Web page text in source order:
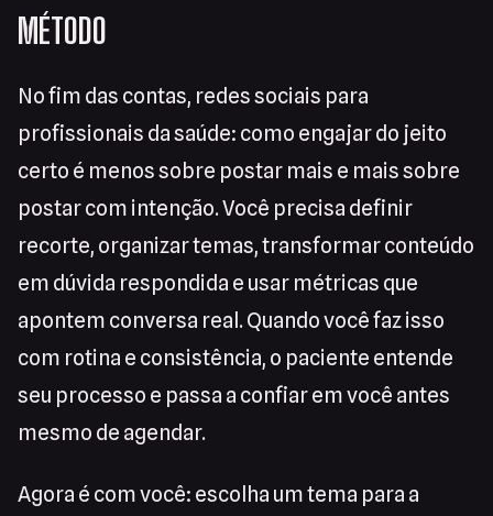
MÉTODO
No fim das contas, redes sociais para
profissionais da saúde: como engajar do jeito
certo é menos sobre postar mais e mais sobre
postar com intenção. Você precisa definir
recorte, organizar temas, transformar conteúdo
em dúvida respondida e usar métricas que
apontem conversa real. Quando você faz isso
com rotina e consistência, o paciente entende
seu processo e passa a confiar em você antes
mesmo de agendar.
Agora é com você: escolha um tema para a